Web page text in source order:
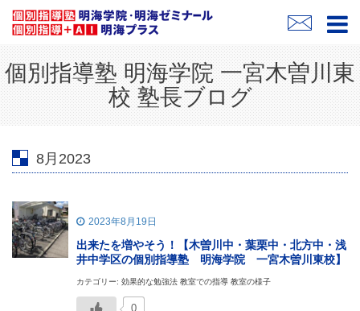
個別指導塾 明海学院 一宮木曽川東
校 塾長ブログ
8月2023
2023年8月19日
出来たを増やそう！【木曽川中・葉栗中・北方中・浅
井中学区の個別指導塾 明海学院 一宮木曽川東校】
カテゴリー: 効果的な勉強法 教室での指導 教室の様子
0